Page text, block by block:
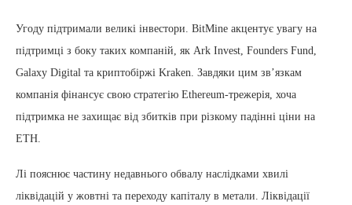
Угоду підтримали великі інвестори. BitMine акцентує увагу на
підтримці з боку таких компаній, як Ark Invest, Founders Fund,
Galaxy Digital та криптобіржі Kraken. Завдяки цим зв’язкам
компанія фінансує свою стратегію Ethereum-трежерія, хоча
підтримка не захищає від збитків при різкому падінні ціни на
ETH.
Лі пояснює частину недавнього обвалу наслідками хвилі
ліквідацій у жовтні та переходу капіталу в метали. Ліквідації